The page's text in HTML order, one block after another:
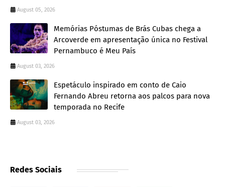
August 05, 2026
Memórias Póstumas de Brás Cubas chega a
Arcoverde em apresentação única no Festival
Pernambuco é Meu País
August 03, 2026
Espetáculo inspirado em conto de Caio
Fernando Abreu retorna aos palcos para nova
temporada no Recife
August 03, 2026
Redes Sociais